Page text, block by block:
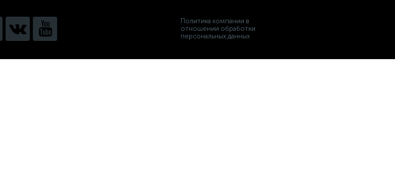
Политика компании в
отношении обработки
персональных данных